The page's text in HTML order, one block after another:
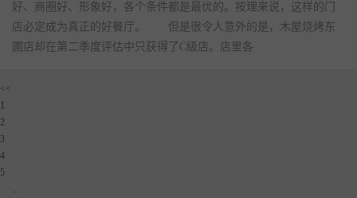
好、商圈好、形象好，各个条件都是最优的。按理来说，这样的门
店必定成为真正的好餐厅。 但是很令人意外的是，木屋烧烤东
圃店却在第二季度评估中只获得了C级店。店里各
<<
1
2
3
4
5
...